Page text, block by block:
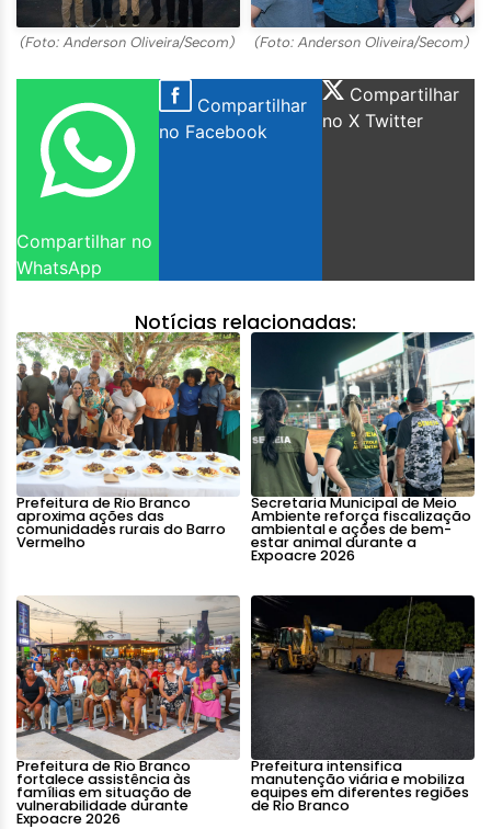
(Foto: Anderson Oliveira/Secom) (Foto: Anderson Oliveira/Secom)
Compartilhar no
WhatsApp
Compartilhar
no Facebook
Compartilhar
no X Twitter
Notícias relacionadas:
Prefeitura de Rio Branco
aproxima ações das
comunidades rurais do Barro
Vermelho
Secretaria Municipal de Meio
Ambiente reforça fiscalização
ambiental e ações de bem-
estar animal durante a
Expoacre 2026
Prefeitura de Rio Branco
fortalece assistência às
famílias em situação de
vulnerabilidade durante
Expoacre 2026
Prefeitura intensifica
manutenção viária e mobiliza
equipes em diferentes regiões
de Rio Branco